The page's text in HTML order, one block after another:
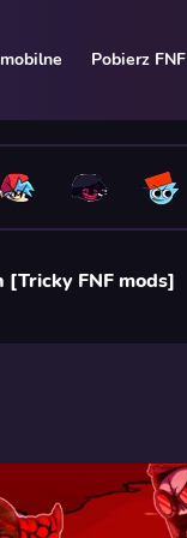
Pobierz FNF
[Tricky FNF mods]